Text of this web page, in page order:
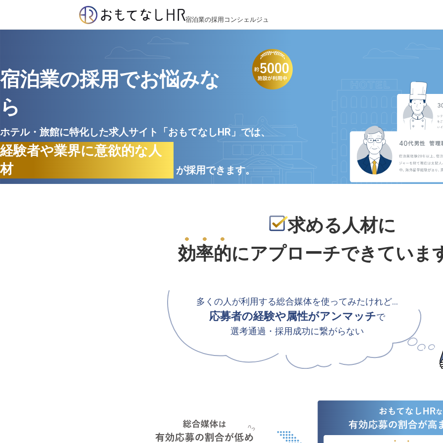
宿泊業の採用コンシェルジュ
宿泊業の採用でお悩みな
ら
ホテル・旅館に特化した求人サイト「おもてなしHR」では、
経験者や業界に意欲的な人
材
が採用できます。
求める人材に
効率的にアプローチできていま
多くの人が利用する総合媒体を使ってみたけれど…
応募者の経験や属性がアンマッチで
選考通過・採用成功に繋がらない